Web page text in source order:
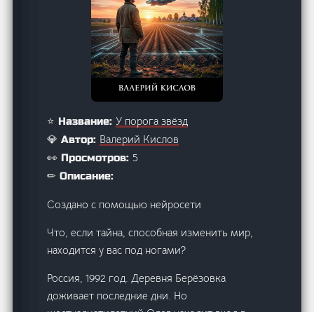
⭐ Название:У порога звёзд
💎 Автор: Валерий Кислов
👀 Просмотров: 5
✏ Описание:
Создано с помощью нейросети
Что, если тайна, способная изменить мир,
находится у вас под ногами?
Россия, 1992 год. Деревня Берёзовка
доживает последние дни. Но